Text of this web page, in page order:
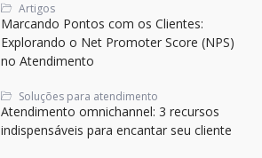
Artigos
Marcando Pontos com os Clientes:
Explorando o Net Promoter Score (NPS)
no Atendimento
Soluções para atendimento
Atendimento omnichannel: 3 recursos
indispensáveis para encantar seu cliente